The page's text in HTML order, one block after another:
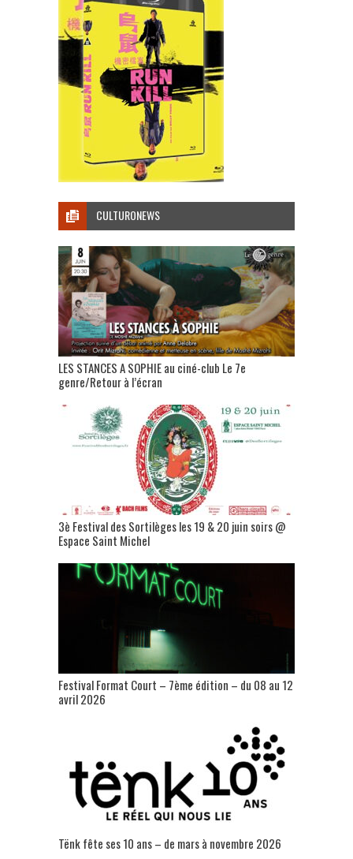
CULTURONEWS
LES STANCES A SOPHIE au ciné-club Le 7e
genre/Retour à l’écran
3è Festival des Sortilèges les 19 & 20 juin soirs @
Espace Saint Michel
Festival Format Court – 7ème édition – du 08 au 12
avril 2026
Tënk fête ses 10 ans – de mars à novembre 2026